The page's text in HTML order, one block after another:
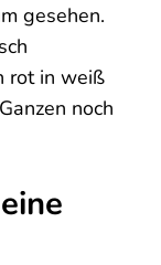
gesehen.
rot in weiß
noch